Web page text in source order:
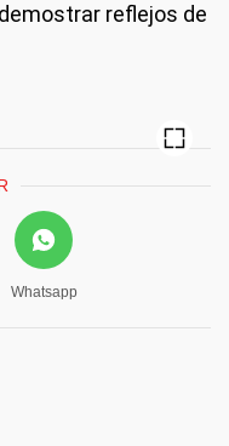
reflejos de
Whatsapp